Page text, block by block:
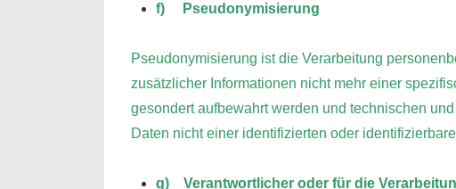
f) Pseudonymisierung
Pseudonymisierung ist die Verarbeitung
zusätzlicher Informationen nicht mehr einer
gesondert aufbewahrt werden und technischen
Daten nicht einer identifizierten oder
g) Verantwortlicher oder für die